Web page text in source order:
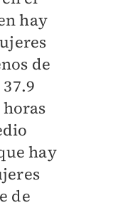
hay
de
hay
de